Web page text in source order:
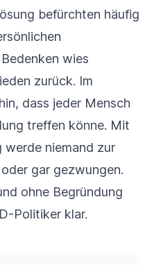
befürchten häufig
wies
zurück. Im
dass jeder Mensch
treffen könne. Mit
werde niemand zur
gar gezwungen.
ohne Begründung
Politiker klar.